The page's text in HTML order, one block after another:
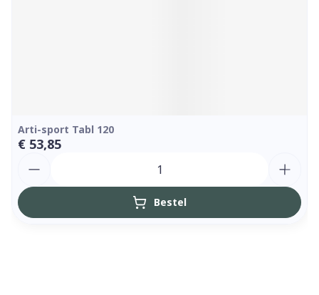
Arti-sport Tabl 120
€ 53,85
Bestel